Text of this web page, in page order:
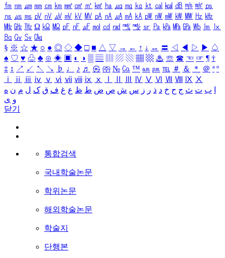
㎙ ㎚ ㎛ ㎜ ㎝ ㎞ ㎟ ㎠ ㎡ ㎢ ㏊ ㎍ ㎎ ㎏ ㏏ ㎈ ㎉ ㏈ ㎧ ㎨ ㎰
㎱ ㎲ ㎳ ㎴ ㎵ ㎶ ㎷ ㎸ ㎹ ㎀ ㎁ ㎂ ㎃ ㎄ ㎺ ㎻ ㎽ ㎾ ㎿ ㎐ ㎑
㎒ ㎓ ㎔ Ω ㏀ ㏁ ㎊ ㎋ ㎌ ㏖ ㏅ ㎭ ㎮ ㎯ ㏛ ㎩ ㎪ ㎫ ㎬ ㏝ ㏐
㏓
㏃ ㏉ ㏜ ㏆
§ ※ ☆ ★ ○ ● ◎ ◇ ◆ □ ■ △ ▽ → ← ↑ ↓ ↔ 〓 ◁ ◀ ▷ ▶ ♤
♠ ♡ ♥ ♧ ♣ ⊙ ◈ ▣ ◐ ◑ ▒ ▤ ▨ ▧ ▦ ▩ ♨ ☏ ☎ ☜ ☞ ¶ †
‡ ↕ ↗ ↙ ↖ ↘ ♭ ♩ ♪ ♬ ㉿ ㈜ № ㏇ ™ ㏂ ㏘ ℡ ＃ ＆ ＊ ＠ ª º
ⅰ
ⅱ ⅲ ⅳ ⅴ ⅵ ⅶ ⅷ ⅸ ⅹ Ⅳ Ⅴ Ⅵ Ⅶ Ⅷ Ⅸ Ⅹ
ب ت ث ج ح خ د ذ ر ز س ش ص ض ط ظ ع غ ف ق ک ل م ن ه
و ی
닫기
통합검색
국내학술논문
학위논문
해외학술논문
학술지
단행본